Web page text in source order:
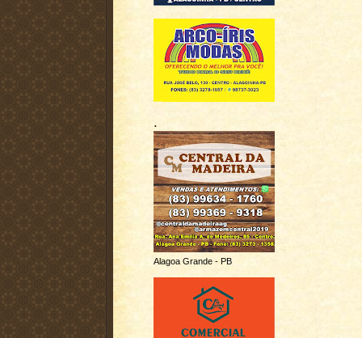
.
Alagoa Grande - PB